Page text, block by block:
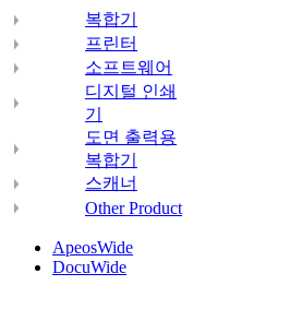
복합기
프린터
소프트웨어
디지털 인쇄
기
도면 출력용
복합기
스캐너
Other Product
ApeosWide
DocuWide